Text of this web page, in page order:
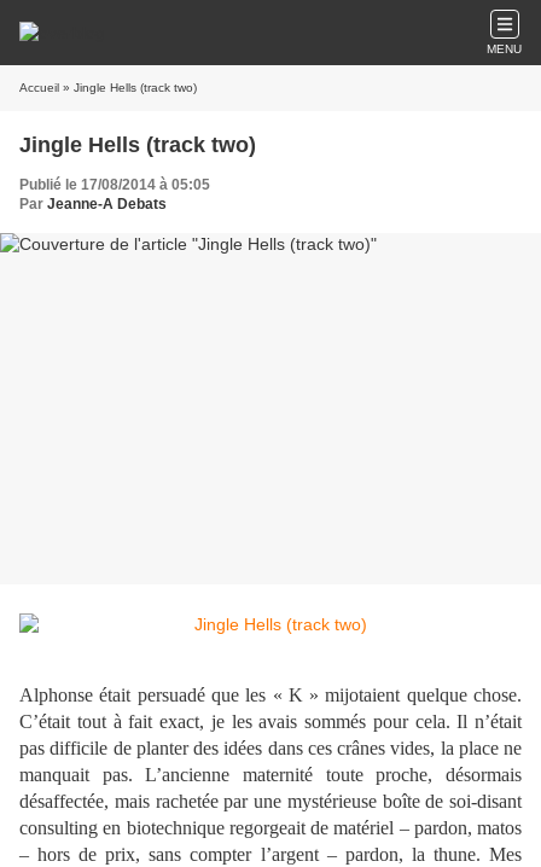
MENU
Accueil » Jingle Hells (track two)
Jingle Hells (track two)
Publié le 17/08/2014 à 05:05
Par Jeanne-A Debats
Alphonse était persuadé que les « K » mijotaient quelque chose.
C’était tout à fait exact, je les avais sommés pour cela. Il n’était
pas difficile de planter des idées dans ces crânes vides, la place ne
manquait pas. L’ancienne maternité toute proche, désormais
désaffectée, mais rachetée par une mystérieuse boîte de soi-disant
consulting en biotechnique regorgeait de matériel – pardon, matos
– hors de prix, sans compter l’argent – pardon, la thune. Mes